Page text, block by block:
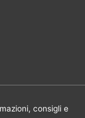
consigli e